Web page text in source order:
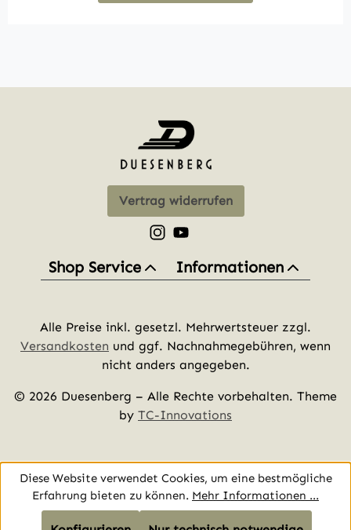
Vertrag widerrufen
Schau auf Instagram vorbei –
Sieh dir unsere Videos auf
Shop Service Informationen
Alle Preise inkl. gesetzl. Mehrwertsteuer zzgl.
Versandkosten und ggf. Nachnahmegebühren, wenn
nicht anders angegeben.
© 2026 Duesenberg – Alle Rechte vorbehalten. Theme
by TC-Innovations
Diese Website verwendet Cookies, um eine bestmögliche
Erfahrung bieten zu können. Mehr Informationen ...